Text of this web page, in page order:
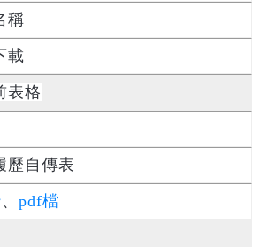
稱
載
表格
歷自傳表
、 pdf檔